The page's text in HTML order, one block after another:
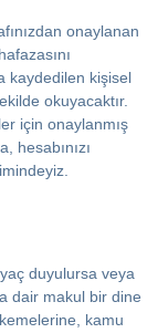
onaylanan
kaydedilen kişisel
okuyacaktır.
için onaylanmış
hesabınızı
duyulursa veya
dair makul bir dine
kamu